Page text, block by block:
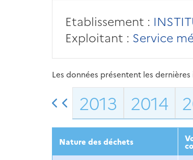
Etablissement :
Exploitant : Service
Les données présentent les
2013 2014
Nature des déchets